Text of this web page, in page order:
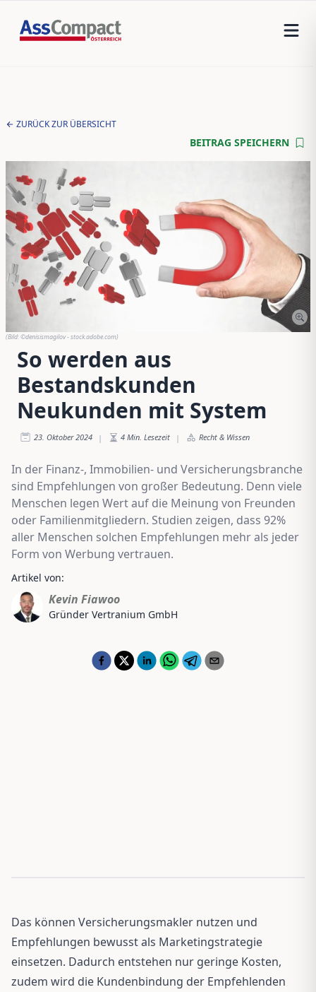
ZURÜCK ZUR ÜBERSICHT
BEITRAG SPEICHERN
(Bild:©denisismagilov - stock.adobe.com)
So werden aus
Bestandskunden
Neukunden mit System
23. Oktober 2024 | 4 Min. Lesezeit | Recht & Wissen
In der Finanz-, Immobilien- und Versicherungsbranche
sind Empfehlungen von großer Bedeutung. Denn viele
Menschen legen Wert auf die Meinung von Freunden
oder Familienmitgliedern. Studien zeigen, dass 92%
aller Menschen solchen Empfehlungen mehr als jeder
Form von Werbung vertrauen.
Artikel von:
Kevin Fiawoo
Gründer Vertranium GmbH
Das können Versicherungsmakler nutzen und
Empfehlungen bewusst als Marketingstrategie
einsetzen. Dadurch entstehen nur geringe Kosten,
zudem wird die Kundenbindung der Empfehlenden